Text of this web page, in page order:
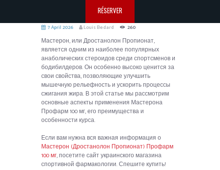
RÉSERVER
7 April 2026 Louis Bedard 260
Мастерон, или Дростанолон Пропионат,
является одним из наиболее популярных
анаболических стероидов среди спортсменов и
бодибилдеров. Он особенно высоко ценится за
свои свойства, позволяющие улучшить
мышечную рельефность и ускорить процессы
сжигания жира. В этой статье мы рассмотрим
основные аспекты применения Мастерона
Профарм 100 мг, его преимущества и
особенности курса.
Если вам нужна вся важная информация о
Мастерон (Дростанолон Пропионат) Профарм
100 мг, посетите сайт украинского магазина
спортивной фармакологии. Спешите купить!